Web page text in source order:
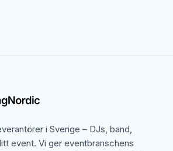
som kan spela under
vanligtvis anpassa sig till olika
spela allt från lugn
i Sverige – DJs, band,
event. Vi ger eventbranschens